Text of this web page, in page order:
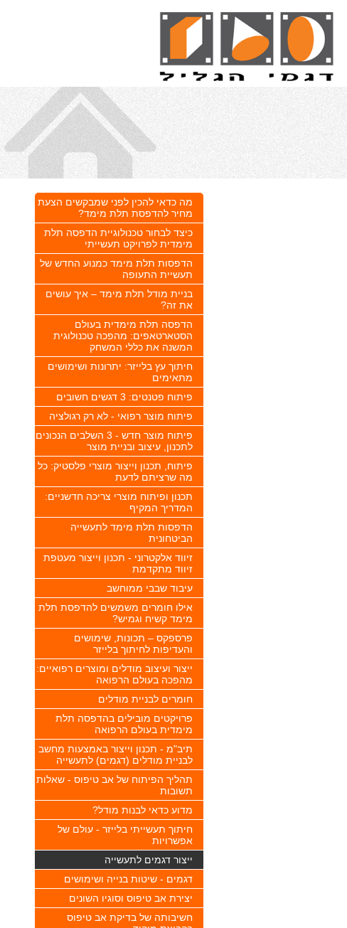
מה כדאי להכין לפני שמבקשים הצעת
מחיר להדפסת תלת מימד?
כיצד לבחור טכנולוגיית הדפסה תלת
מימדית לפרויקט תעשייתי
הדפסות תלת מימד כמנוע החדש של
תעשיית התעופה
בניית מודל תלת מימד – איך עושים
את זה?
הדפסה תלת מימדית בעולם
הסטארטאפים: מהפכה טכנולוגית
המשנה את כללי המשחק
חיתוך עץ בלייזר: יתרונות ושימושים
מתאימים
פיתוח פטנטים: 3 דגשים חשובים
פיתוח מוצר רפואי - לא רק רגולציה
פיתוח מוצר חדש - 3 השלבים הנכונים
לתכנון, עיצוב ובניית מוצר
פיתוח, תכנון וייצור מוצרי פלסטיק: כל
מה שרציתם לדעת
תכנון ופיתוח מוצרי צריכה חדשניים:
המדריך המקיף
הדפסות תלת מימד לתעשייה
הביטחונית
זיווד אלקטרוני - תכנון וייצור מעטפת
זיווד מתקדמת
עיבוד שבבי ממוחשב
אילו חומרים משמשים להדפסת תלת
מימד קשיח וגמיש?
פרספקס – תכונות, שימושים
והעדיפות לחיתוך בלייזר
ייצור ועיצוב מודלים ומוצרים רפואיים:
מהפכה בעולם הרפואה
חומרים לבניית מודלים
פרויקטים מובילים בהדפסה תלת
מימדית בעולם הרפואה
תיב"מ - תכנון וייצור באמצעות מחשב
לבניית מודלים (דגמים) לתעשייה
תהליך הפיתוח של אב טיפוס - שאלות
תשובות
מדוע כדאי לבנות מודל?
חיתוך תעשייתי בלייזר - עולם של
אפשרויות
ייצור דגמים לתעשייה
דגמים - שיטות בנייה ושימושים
יצירת אב טיפוס וסוגיו השונים
חשיבותה של בדיקת אב טיפוס